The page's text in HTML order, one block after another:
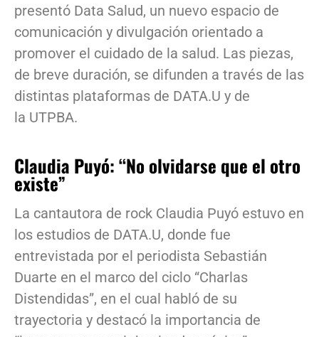
presentó Data Salud, un nuevo espacio de
comunicación y divulgación orientado a
promover el cuidado de la salud. Las piezas,
de breve duración, se difunden a través de las
distintas plataformas de DATA.U y de
la UTPBA.
Claudia Puyó: “No olvidarse que el otro
existe”
La cantautora de rock Claudia Puyó estuvo en
los estudios de DATA.U, donde fue
entrevistada por el periodista Sebastián
Duarte en el marco del ciclo “Charlas
Distendidas”, en el cual habló de su
trayectoria y destacó la importancia de